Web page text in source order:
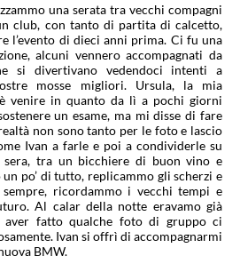
una serata tra vecchi compagni
club, con tanto di partita di calcetto,
l’evento di dieci anni prima. Ci fu una
alcuni vennero accompagnati da
si divertivano vedendoci intenti a
mosse migliori. Ursula, la mia
venire in quanto da lì a pochi giorni
un esame, ma mi disse di fare
non sono tanto per le foto e lascio
Ivan a farle e poi a condividerle su
sera, tra un bicchiere di buon vino e
un po’ di tutto, replicammo gli scherzi e
ricordammo i vecchi tempi e
Al calar della notte eravamo già
aver fatto qualche foto di gruppo ci
Ivan si offrì di accompagnarmi
BMW.